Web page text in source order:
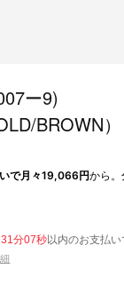
ー9)
BROWN）
で月々19,066円から。
分07秒以内のお支払い